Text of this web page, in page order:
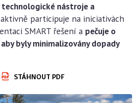
technologické nástroje a
participuje na iniciativách
SMART řešení a pečuje o
byly minimalizovány dopady
STÁHNOUT PDF